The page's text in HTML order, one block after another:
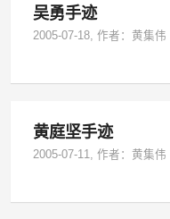
吴勇手迹
2005-07-18, 作者：黄集伟
黄庭坚手迹
2005-07-11, 作者：黄集伟